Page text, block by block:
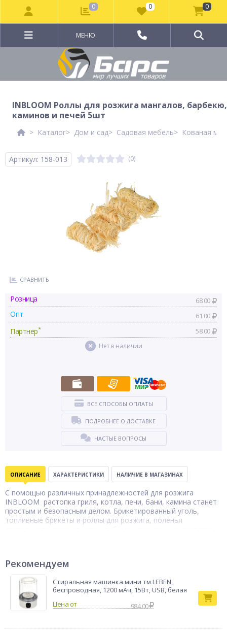
МЕНЮ
INBLOOM Роллы для розжига мангалов, барбекю,
каминов и печей 5шт
Каталог Дом и сад Садовая мебель Кованая
Артикул: 158-013 (0)
СРАВНИТЬ
Розница 68.00
Опт 61.00
Партнер* 58.00
Нет в наличии
ВСЕ СПОСОБЫ ОПЛАТЫ
ПОДРОБНЕЕ О ДОСТАВКЕ
ЧАСТЫЕ ВОПРОСЫ
ОПИСАНИЕ ХАРАКТЕРИСТИКИ НАЛИЧИЕ В МАГАЗИНАХ
С помощью различных принадлежностей для розжига
INBLOOM растопка гриля, котла, печи, бани, камина станет
простым и безопасным делом. Брикетированный уголь,
топливные брикеты и роллы для розжига, поленья
Тип товара
Бренд
INBLOOM
Рекомендуем
Стиральная машинка мини тм LEBEN,
беспроводная, 1200 мАч, 15Вт, USB, белая
984.00
0 0 0